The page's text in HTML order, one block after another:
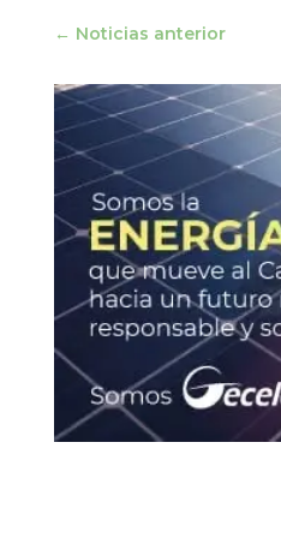
← Noticias anterior